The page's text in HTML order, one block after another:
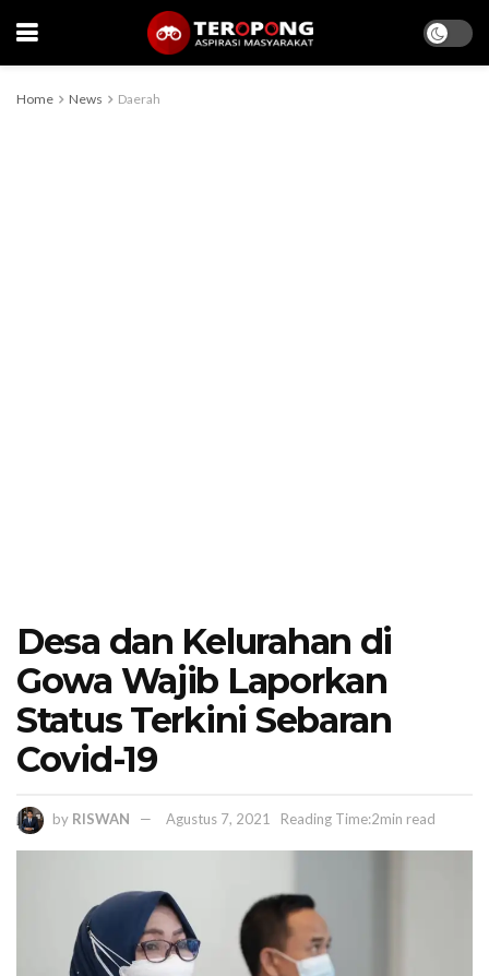
Home News Daerah
Desa dan Kelurahan di
Gowa Wajib Laporkan
Status Terkini Sebaran
Covid-19
by RISWAN Agustus 7, 2021 Reading Time:2min read